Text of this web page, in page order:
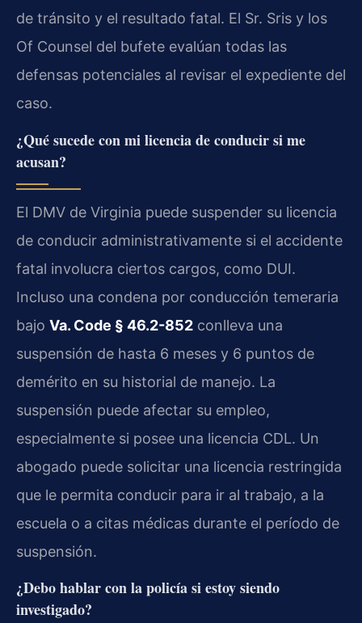
de tránsito y el resultado fatal. El Sr. Sris y los
Of Counsel del bufete evalúan todas las
defensas potenciales al revisar el expediente del
caso.
¿Qué sucede con mi licencia de conducir si me
acusan?
El DMV de Virginia puede suspender su licencia
de conducir administrativamente si el accidente
fatal involucra ciertos cargos, como DUI.
Incluso una condena por conducción temeraria
bajo Va. Code § 46.2-852 conlleva una
suspensión de hasta 6 meses y 6 puntos de
demérito en su historial de manejo. La
suspensión puede afectar su empleo,
especialmente si posee una licencia CDL. Un
abogado puede solicitar una licencia restringida
que le permita conducir para ir al trabajo, a la
escuela o a citas médicas durante el período de
suspensión.
¿Debo hablar con la policía si estoy siendo
investigado?